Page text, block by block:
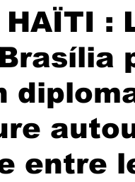
HAÏTI :
entre